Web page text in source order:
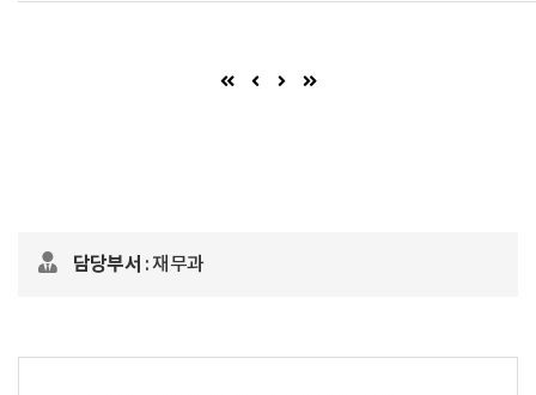
첫 페이지이전 페이지
다음 페이지 (이동불가)
마지막 페이지
담당부서 : 재무과